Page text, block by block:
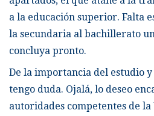
a la educación superior. Falta
la secundaria al bachillerato
concluya pronto.
De la importancia del estudio y
tengo duda. Ojalá, lo deseo
autoridades competentes de